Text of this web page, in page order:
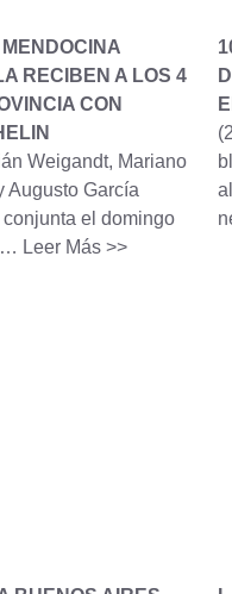
RECIBEN A LOS 4
CON
Weigandt, Mariano
Augusto García
el domingo
Leer Más >>